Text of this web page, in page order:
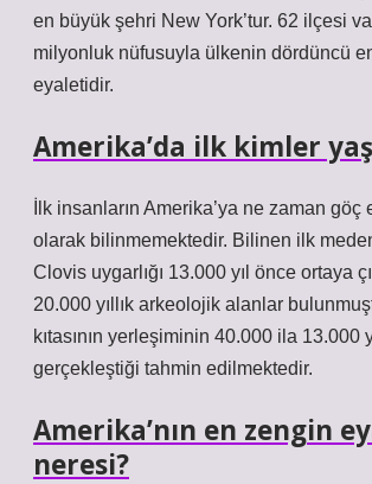
en büyük şehri New York’tur. 62 ilçesi
milyonluk nüfusuyla ülkenin dördüncü
eyaletidir.
Amerika’da ilk kimler
İlk insanların Amerika’ya ne zaman göç
olarak bilinmemektedir. Bilinen ilk
Clovis uygarlığı 13.000 yıl önce ortaya
20.000 yıllık arkeolojik alanlar
kıtasının yerleşiminin 40.000 ila 13.000
gerçekleştiği tahmin edilmektedir.
Amerika’nın en zengin
neresi?